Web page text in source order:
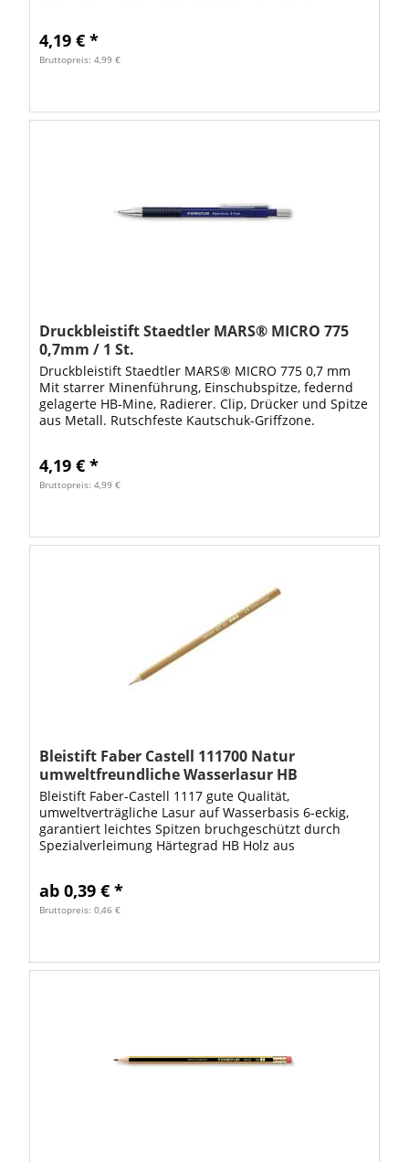
4,19 € *
Bruttopreis: 4,99 €
Druckbleistift Staedtler MARS® MICRO 775
0,7mm / 1 St.
Druckbleistift Staedtler MARS® MICRO 775 0,7 mm
Mit starrer Minenführung, Einschubspitze, federnd
gelagerte HB-Mine, Radierer. Clip, Drücker und Spitze
aus Metall. Rutschfeste Kautschuk-Griffzone.
4,19 € *
Bruttopreis: 4,99 €
Bleistift Faber Castell 111700 Natur
umweltfreundliche Wasserlasur HB
Bleistift Faber-Castell 1117 gute Qualität,
umweltverträgliche Lasur auf Wasserbasis 6-eckig,
garantiert leichtes Spitzen bruchgeschützt durch
Spezialverleimung Härtegrad HB Holz aus
ab 0,39 € *
Bruttopreis: 0,46 €